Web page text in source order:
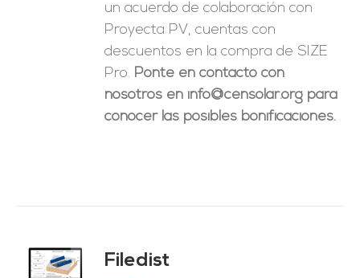
un acuerdo de colaboración con
Proyecta PV, cuentas con
descuentos en la compra de SIZE
Pro. Ponte en contacto con
nosotros en info@censolar.org para
conocer las posibles bonificaciones.
Filedist